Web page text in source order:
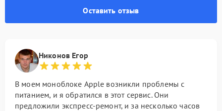
Оставить отзыв
Никонов Егор
В моем моноблоке Apple возникли проблемы с
питанием, и я обратился в этот сервис. Они
предложили экспресс-ремонт, и за несколько часов